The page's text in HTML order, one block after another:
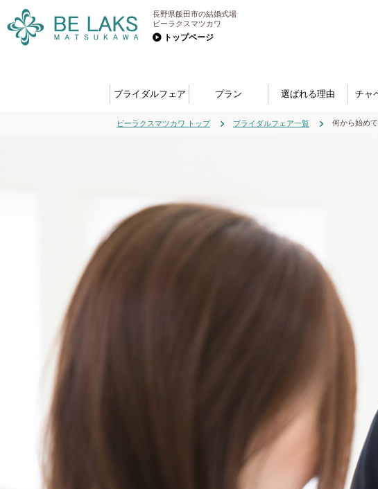
長野県飯田市の結婚式場
ビーラクスマツカワ
トップページ
ブライダルフェア プラン 選ばれる理由 チャ
ビーラクスマツカワ トップ ブライダルフェア一覧 何から始め